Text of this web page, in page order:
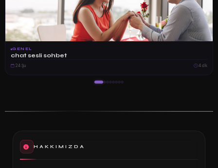
GENEL
chat sesli sohbet
24 Şu 4 dk
HAKKIMIZDA